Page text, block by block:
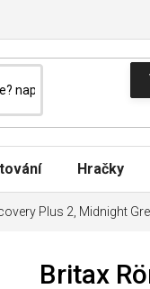
Hračky
Plus 2, Midnight
Britax